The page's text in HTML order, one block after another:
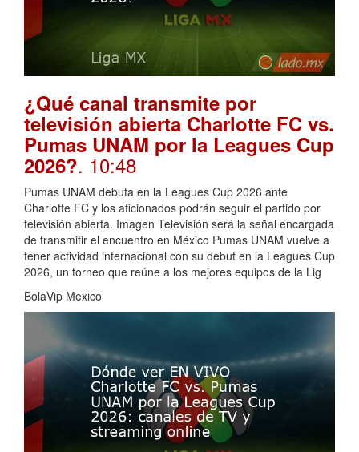
¿Qué canal transmite por
televisión abierta Charlotte FC vs.
Pumas UNAM por la Leagues Cup
2026?. 10:48
Pumas UNAM debuta en la Leagues Cup 2026 ante
Charlotte FC y los aficionados podrán seguir el partido por
televisión abierta. Imagen Televisión será la señal encargada
de transmitir el encuentro en México Pumas UNAM vuelve a
tener actividad internacional con su debut en la Leagues Cup
2026, un torneo que reúne a los mejores equipos de la Lig
BolaVip Mexico